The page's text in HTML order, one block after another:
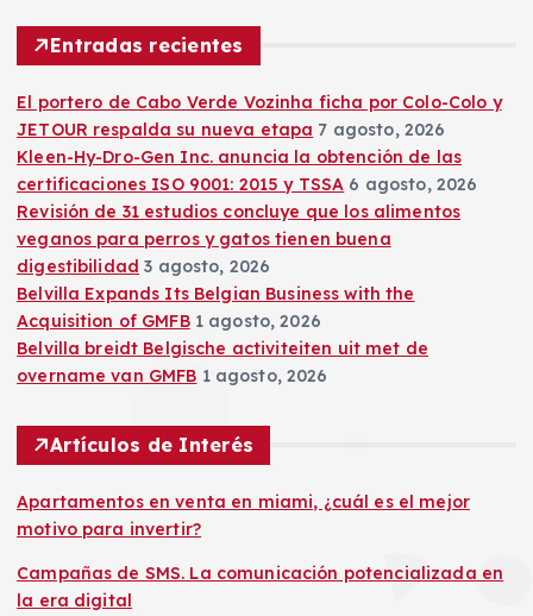
n
a
c
i
ó
n
d
e
:
Entradas recientes
El portero de Cabo Verde Vozinha ficha por Colo-Colo y
JETOUR respalda su nueva etapa 7 agosto, 2026
Kleen-Hy-Dro-Gen Inc. anuncia la obtención de las
certificaciones ISO 9001: 2015 y TSSA 6 agosto, 2026
Revisión de 31 estudios concluye que los alimentos
veganos para perros y gatos tienen buena
digestibilidad 3 agosto, 2026
Belvilla Expands Its Belgian Business with the
Acquisition of GMFB 1 agosto, 2026
Belvilla breidt Belgische activiteiten uit met de
overname van GMFB 1 agosto, 2026
Artículos de Interés
Apartamentos en venta en miami, ¿cuál es el mejor
motivo para invertir?
Campañas de SMS. La comunicación potencializada en
la era digital